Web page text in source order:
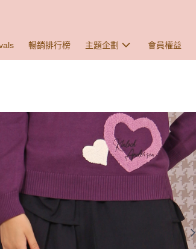
暢銷排行榜 主題企劃 會員權益